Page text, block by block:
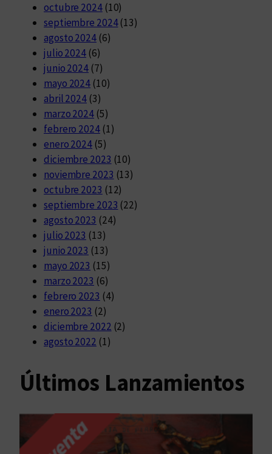
octubre 2024(10)
septiembre 2024(13)
agosto 2024(6)
julio 2024 (6)
junio 2024 (7)
mayo 2024 (10)
abril 2024 (3)
marzo 2024 (5)
febrero 2024(1)
enero 2024 (5)
diciembre 2023 (10)
noviembre 2023 (13)
octubre 2023 (12)
septiembre 2023 (22)
agosto 2023 (24)
julio 2023 (13)
junio 2023 (13)
mayo 2023 (15)
marzo 2023 (6)
febrero 2023 (4)
enero 2023 (2)
diciembre 2022 (2)
agosto 2022 (1)
Últimos Lanzamientos